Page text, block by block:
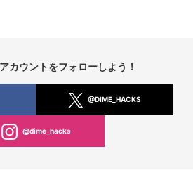
カウントをフォローしよう！
@DIME_HACKS
@dime_hacks